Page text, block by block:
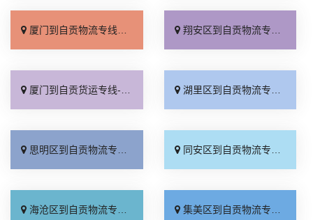
厦门到自贡物流专线_专线查询「收费标准」 翔安区到自贡物流专线_来电咨询「快速响应」
厦门到自贡货运专线-厦门到自贡货运公司_急你所需「高效快运」 湖里区到自贡物流专线_多久能到「门到门接送」
思明区到自贡物流专线_直达往返「怎么收费」 同安区到自贡物流专线_价格实惠「费用多少」
海沧区到自贡物流专线_送货上门「价位合理」 集美区到自贡物流专线_多年经验「运保时效」